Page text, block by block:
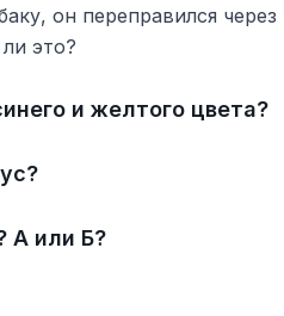
он переправился через
это?
и желтого цвета?
А или Б?